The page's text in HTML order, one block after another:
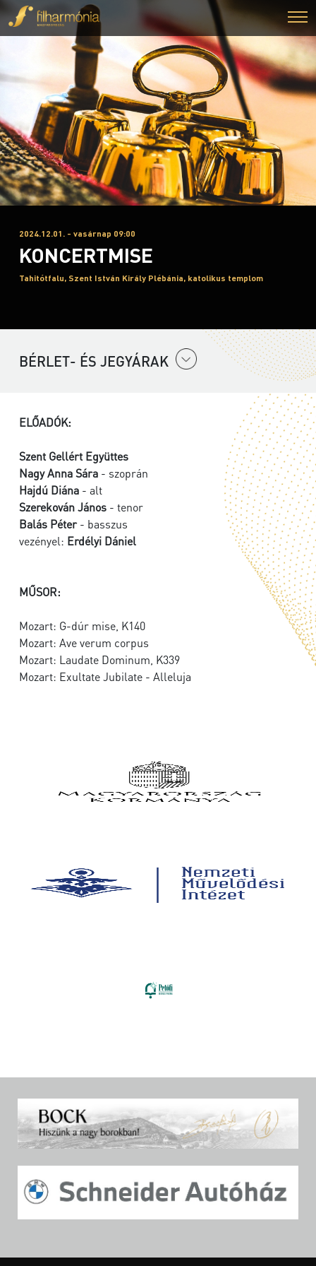
2024.12.01. - vasárnap 09:00
KONCERTMISE
Tahitótfalu, Szent István Király Plébánia, katolikus templom
BÉRLET- ÉS JEGYÁRAK
ELŐADÓK:
Szent Gellért Együttes
Nagy Anna Sára - szoprán
Hajdú Diána - alt
Szerekován János - tenor
Balás Péter- basszus
vezényel: Erdélyi Dániel
MŰSOR:
Mozart: G-dúr mise, K140
Mozart: Ave verum corpus
Mozart: Laudate Dominum, K339
Mozart: Exultate Jubilate - Alleluja